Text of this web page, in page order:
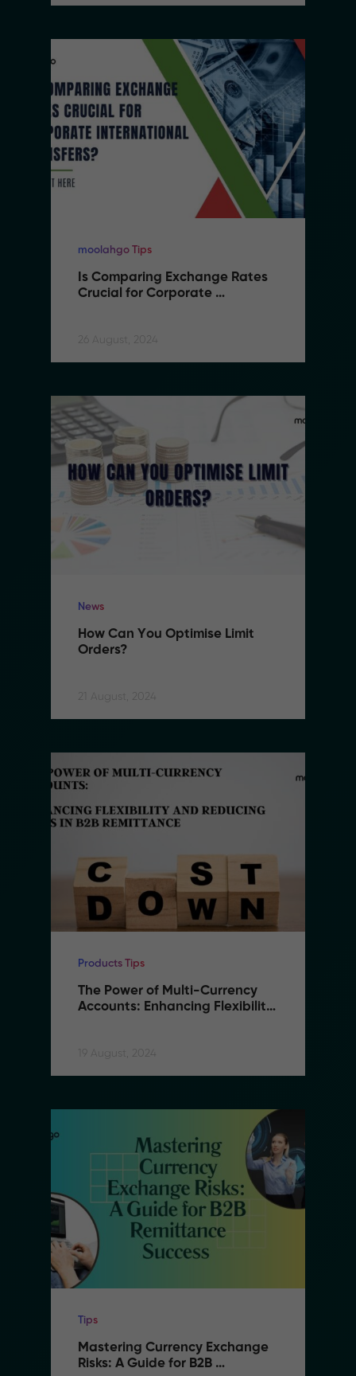
moolahgo Tips
Is Comparing Exchange Rates
Crucial for Corporate
26 August, 2024
News
How Can You Optimise Limit
Orders?
21 August, 2024
Products Tips
The Power of Multi-Currency
Accounts: Enhancing Flexibility
19 August, 2024
Tips
Mastering Currency Exchange
Risks: A Guide for B2B